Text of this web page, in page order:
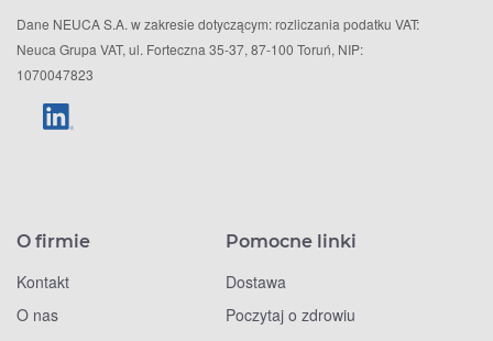
Dane NEUCA S.A. w zakresie dotyczącym: rozliczania podatku VAT:
Neuca Grupa VAT, ul. Forteczna 35-37, 87-100 Toruń, NIP:
1070047823
O firmie
Kontakt
O nas
Pomocne linki
Dostawa
Poczytaj o zdrowiu